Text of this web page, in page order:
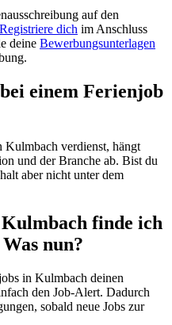
auf den
Registriere dich im Anschluss
deine Bewerbungsunterlagen
einem Ferienjob
verdienst, hängt
und der Branche ab. Bist du
aber nicht unter dem
finde ich
nun?
in Kulmbach deinen
den Job-Alert. Dadurch
sobald neue Jobs zur